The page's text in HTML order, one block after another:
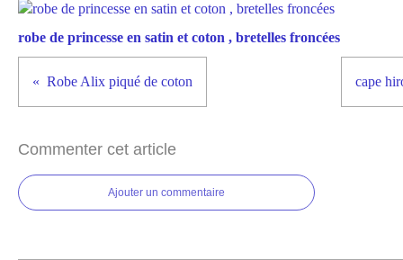
robe de princesse en satin et coton , bretelles froncées
Robe Alix piqué de coton cape
Commenter cet article
Ajouter un commentaire